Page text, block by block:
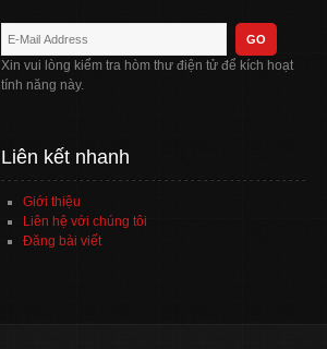
Xin vui lòng kiểm tra hòm thư điện tử để kích hoạt
tính năng này.
Liên kết nhanh
Giới thiệu
Liên hệ với chúng tôi
Đăng bài viết